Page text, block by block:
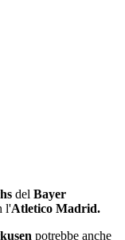
del Bayer
l'Atletico Madrid.
potrebbe anche